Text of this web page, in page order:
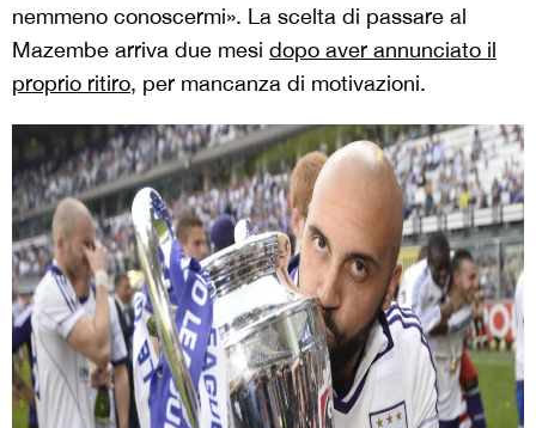
nemmeno conoscermi». La scelta di passare al
Mazembe arriva due mesi dopo aver annunciato il
proprio ritiro, per mancanza di motivazioni.